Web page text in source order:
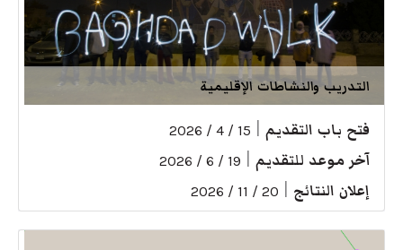
التدريب والنشاطات الإقليمية
فتح باب التقديم 15 / 4 / 2026
آخر موعد للتقديم 19 / 6 / 2026
إعلان النتائج 20 / 11 / 2026